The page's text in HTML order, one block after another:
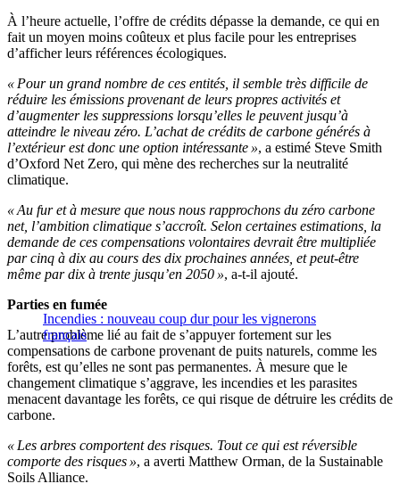
À l’heure actuelle, l’offre de crédits dépasse la demande, ce qui en
fait un moyen moins coûteux et plus facile pour les entreprises
d’afficher leurs références écologiques.
« Pour un grand nombre de ces entités, il semble très difficile de
réduire les émissions provenant de leurs propres activités et
d’augmenter les suppressions lorsqu’elles le peuvent jusqu’à
atteindre le niveau zéro. L’achat de crédits de carbone générés à
l’extérieur est donc une option intéressante », a estimé Steve Smith
d’Oxford Net Zero, qui mène des recherches sur la neutralité
climatique.
« Au fur et à mesure que nous nous rapprochons du zéro carbone
net, l’ambition climatique s’accroît. Selon certaines estimations, la
demande de ces compensations volontaires devrait être multipliée
par cinq à dix au cours des dix prochaines années, et peut-être
même par dix à trente jusqu’en 2050 », a-t-il ajouté.
Incendies : nouveau coup dur pour les vignerons
français
Parties en fumée
L’autre problème lié au fait de s’appuyer fortement sur les
compensations de carbone provenant de puits naturels, comme les
forêts, est qu’elles ne sont pas permanentes. À mesure que le
changement climatique s’aggrave, les incendies et les parasites
menacent davantage les forêts, ce qui risque de détruire les crédits de
carbone.
« Les arbres comportent des risques. Tout ce qui est réversible
comporte des risques », a averti Matthew Orman, de la Sustainable
Soils Alliance.